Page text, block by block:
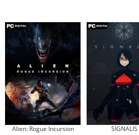
Alien: Rogue Incursion SIGNALIS